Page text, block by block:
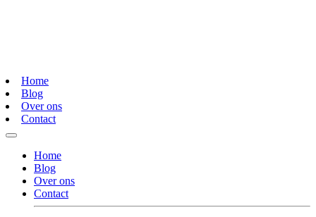
Home
Blog
Over ons
Contact
Home
Blog
Over ons
Contact